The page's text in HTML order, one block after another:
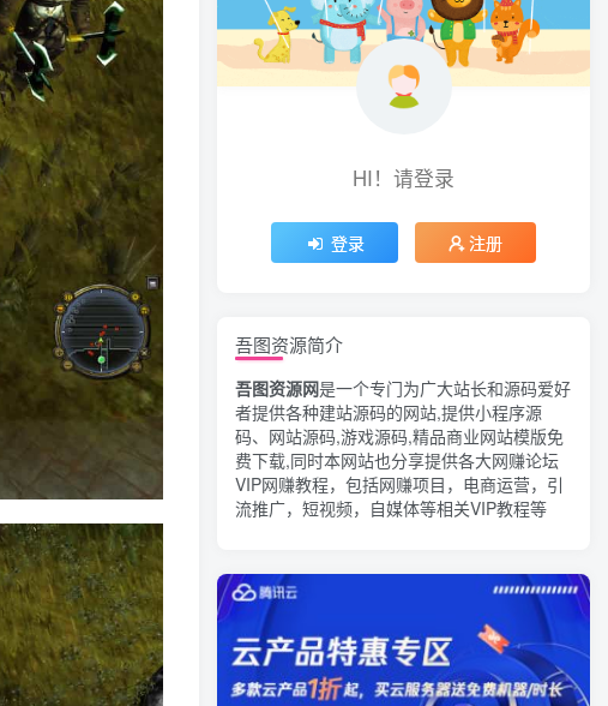
HI！请登录
登录 注册
吾图资源简介
吾图资源网是一个专门为广大站长和源码爱好
者提供各种建站源码的网站,提供小程序源
码、网站源码,游戏源码,精品商业网站模版免
费下载,同时本网站也分享提供各大网赚论坛
VIP网赚教程，包括网赚项目，电商运营，引
流推广，短视频，自媒体等相关VIP教程等